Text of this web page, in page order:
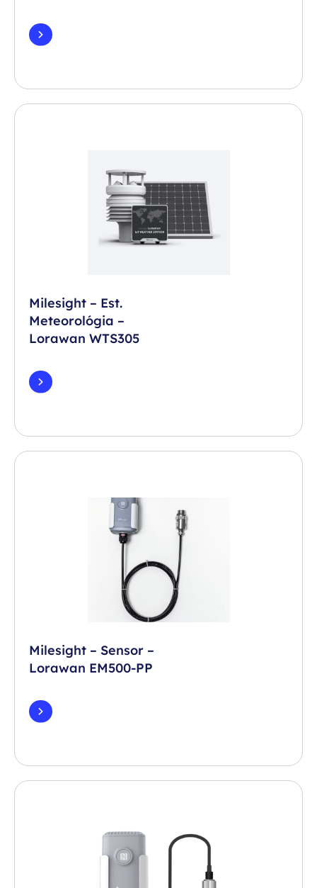
Milesight – Est.
Meteorológia –
Lorawan WTS305
Milesight – Sensor –
Lorawan EM500-PP